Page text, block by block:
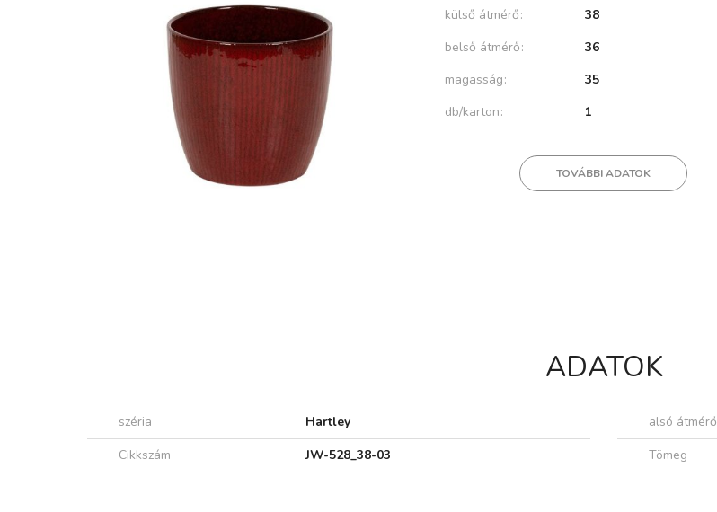
külső átmérő
38
belső átmérő
36
magasság
35
db/karton
1
TOVÁBBI ADATOK
ADATOK
széria Hartley alsó átmérő
Cikkszám
JW-528_38-03 Tömeg